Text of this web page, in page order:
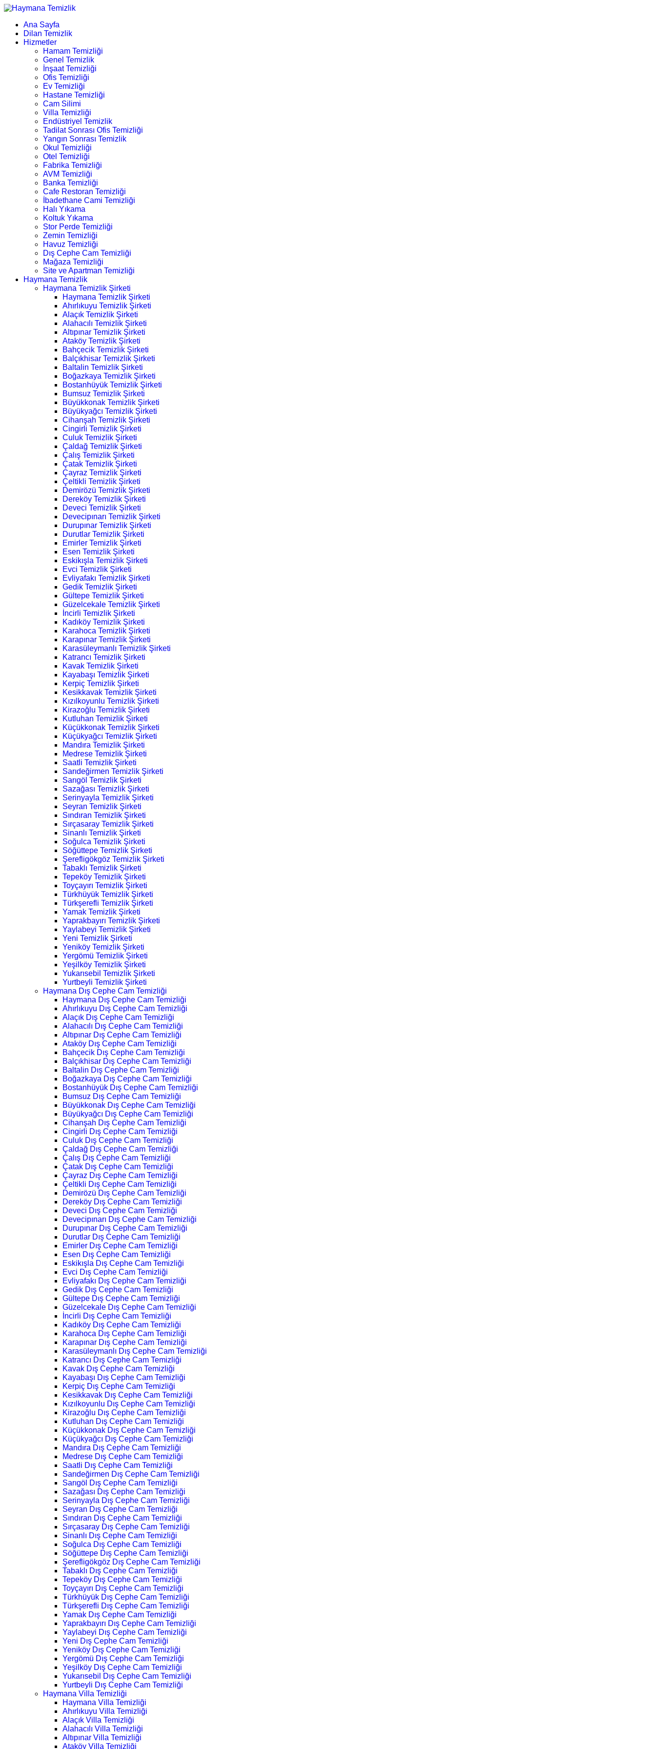
Ana Sayfa
Dilan Temizlik
Hizmetler
Hamam Temizliği
Genel Temizlik
İnşaat Temizliği
Ofis Temizliği
Ev Temizliği
Hastane Temizliği
Cam Silimi
Villa Temizliği
Endüstriyel Temizlik
Tadilat Sonrası Ofis Temizliği
Yangın Sonrası Temizlik
Okul Temizliği
Otel Temizliği
Fabrika Temizliği
AVM Temizliği
Banka Temizliği
Cafe Restoran Temizliği
İbadethane Cami Temizliği
Halı Yıkama
Koltuk Yıkama
Stor Perde Temizliği
Zemin Temizliği
Havuz Temizliği
Dış Cephe Cam Temizliği
Mağaza Temizliği
Site ve Apartman Temizliği
Haymana Temizlik
Haymana Temizlik Şirketi
Haymana Temizlik Şirketi
Ahırlıkuyu Temizlik Şirketi
Alaçık Temizlik Şirketi
Alahacılı Temizlik Şirketi
Altıpınar Temizlik Şirketi
Ataköy Temizlik Şirketi
Bahçecik Temizlik Şirketi
Balçıkhisar Temizlik Şirketi
Baltalin Temizlik Şirketi
Boğazkaya Temizlik Şirketi
Bostanhüyük Temizlik Şirketi
Bumsuz Temizlik Şirketi
Büyükkonak Temizlik Şirketi
Büyükyağcı Temizlik Şirketi
Cihanşah Temizlik Şirketi
Cingirli Temizlik Şirketi
Culuk Temizlik Şirketi
Çaldağ Temizlik Şirketi
Çalış Temizlik Şirketi
Çatak Temizlik Şirketi
Çayraz Temizlik Şirketi
Çeltikli Temizlik Şirketi
Demirözü Temizlik Şirketi
Dereköy Temizlik Şirketi
Deveci Temizlik Şirketi
Devecipınarı Temizlik Şirketi
Durupınar Temizlik Şirketi
Durutlar Temizlik Şirketi
Emirler Temizlik Şirketi
Esen Temizlik Şirketi
Eskikışla Temizlik Şirketi
Evci Temizlik Şirketi
Evliyafakı Temizlik Şirketi
Gedik Temizlik Şirketi
Gültepe Temizlik Şirketi
Güzelcekale Temizlik Şirketi
İncirli Temizlik Şirketi
Kadıköy Temizlik Şirketi
Karahoca Temizlik Şirketi
Karapınar Temizlik Şirketi
Karasüleymanlı Temizlik Şirketi
Katrancı Temizlik Şirketi
Kavak Temizlik Şirketi
Kayabaşı Temizlik Şirketi
Kerpiç Temizlik Şirketi
Kesikkavak Temizlik Şirketi
Kızılkoyunlu Temizlik Şirketi
Kirazoğlu Temizlik Şirketi
Kutluhan Temizlik Şirketi
Küçükkonak Temizlik Şirketi
Küçükyağcı Temizlik Şirketi
Mandıra Temizlik Şirketi
Medrese Temizlik Şirketi
Saatli Temizlik Şirketi
Sarıdeğirmen Temizlik Şirketi
Sarıgöl Temizlik Şirketi
Sazağası Temizlik Şirketi
Serinyayla Temizlik Şirketi
Seyran Temizlik Şirketi
Sındıran Temizlik Şirketi
Sırçasaray Temizlik Şirketi
Sinanlı Temizlik Şirketi
Soğulca Temizlik Şirketi
Söğüttepe Temizlik Şirketi
Şerefligökgöz Temizlik Şirketi
Tabaklı Temizlik Şirketi
Tepeköy Temizlik Şirketi
Toyçayırı Temizlik Şirketi
Türkhüyük Temizlik Şirketi
Türkşerefli Temizlik Şirketi
Yamak Temizlik Şirketi
Yaprakbayırı Temizlik Şirketi
Yaylabeyi Temizlik Şirketi
Yeni Temizlik Şirketi
Yeniköy Temizlik Şirketi
Yergömü Temizlik Şirketi
Yeşilköy Temizlik Şirketi
Yukarısebil Temizlik Şirketi
Yurtbeyli Temizlik Şirketi
Haymana Dış Cephe Cam Temizliği
Haymana Dış Cephe Cam Temizliği
Ahırlıkuyu Dış Cephe Cam Temizliği
Alaçık Dış Cephe Cam Temizliği
Alahacılı Dış Cephe Cam Temizliği
Altıpınar Dış Cephe Cam Temizliği
Ataköy Dış Cephe Cam Temizliği
Bahçecik Dış Cephe Cam Temizliği
Balçıkhisar Dış Cephe Cam Temizliği
Baltalin Dış Cephe Cam Temizliği
Boğazkaya Dış Cephe Cam Temizliği
Bostanhüyük Dış Cephe Cam Temizliği
Bumsuz Dış Cephe Cam Temizliği
Büyükkonak Dış Cephe Cam Temizliği
Büyükyağcı Dış Cephe Cam Temizliği
Cihanşah Dış Cephe Cam Temizliği
Cingirli Dış Cephe Cam Temizliği
Culuk Dış Cephe Cam Temizliği
Çaldağ Dış Cephe Cam Temizliği
Çalış Dış Cephe Cam Temizliği
Çatak Dış Cephe Cam Temizliği
Çayraz Dış Cephe Cam Temizliği
Çeltikli Dış Cephe Cam Temizliği
Demirözü Dış Cephe Cam Temizliği
Dereköy Dış Cephe Cam Temizliği
Deveci Dış Cephe Cam Temizliği
Devecipınarı Dış Cephe Cam Temizliği
Durupınar Dış Cephe Cam Temizliği
Durutlar Dış Cephe Cam Temizliği
Emirler Dış Cephe Cam Temizliği
Esen Dış Cephe Cam Temizliği
Eskikışla Dış Cephe Cam Temizliği
Evci Dış Cephe Cam Temizliği
Evliyafakı Dış Cephe Cam Temizliği
Gedik Dış Cephe Cam Temizliği
Gültepe Dış Cephe Cam Temizliği
Güzelcekale Dış Cephe Cam Temizliği
İncirli Dış Cephe Cam Temizliği
Kadıköy Dış Cephe Cam Temizliği
Karahoca Dış Cephe Cam Temizliği
Karapınar Dış Cephe Cam Temizliği
Karasüleymanlı Dış Cephe Cam Temizliği
Katrancı Dış Cephe Cam Temizliği
Kavak Dış Cephe Cam Temizliği
Kayabaşı Dış Cephe Cam Temizliği
Kerpiç Dış Cephe Cam Temizliği
Kesikkavak Dış Cephe Cam Temizliği
Kızılkoyunlu Dış Cephe Cam Temizliği
Kirazoğlu Dış Cephe Cam Temizliği
Kutluhan Dış Cephe Cam Temizliği
Küçükkonak Dış Cephe Cam Temizliği
Küçükyağcı Dış Cephe Cam Temizliği
Mandıra Dış Cephe Cam Temizliği
Medrese Dış Cephe Cam Temizliği
Saatli Dış Cephe Cam Temizliği
Sarıdeğirmen Dış Cephe Cam Temizliği
Sarıgöl Dış Cephe Cam Temizliği
Sazağası Dış Cephe Cam Temizliği
Serinyayla Dış Cephe Cam Temizliği
Seyran Dış Cephe Cam Temizliği
Sındıran Dış Cephe Cam Temizliği
Sırçasaray Dış Cephe Cam Temizliği
Sinanlı Dış Cephe Cam Temizliği
Soğulca Dış Cephe Cam Temizliği
Söğüttepe Dış Cephe Cam Temizliği
Şerefligökgöz Dış Cephe Cam Temizliği
Tabaklı Dış Cephe Cam Temizliği
Tepeköy Dış Cephe Cam Temizliği
Toyçayırı Dış Cephe Cam Temizliği
Türkhüyük Dış Cephe Cam Temizliği
Türkşerefli Dış Cephe Cam Temizliği
Yamak Dış Cephe Cam Temizliği
Yaprakbayırı Dış Cephe Cam Temizliği
Yaylabeyi Dış Cephe Cam Temizliği
Yeni Dış Cephe Cam Temizliği
Yeniköy Dış Cephe Cam Temizliği
Yergömü Dış Cephe Cam Temizliği
Yeşilköy Dış Cephe Cam Temizliği
Yukarısebil Dış Cephe Cam Temizliği
Yurtbeyli Dış Cephe Cam Temizliği
Haymana Villa Temizliği
Haymana Villa Temizliği
Ahırlıkuyu Villa Temizliği
Alaçık Villa Temizliği
Alahacılı Villa Temizliği
Altıpınar Villa Temizliği
Ataköy Villa Temizliği